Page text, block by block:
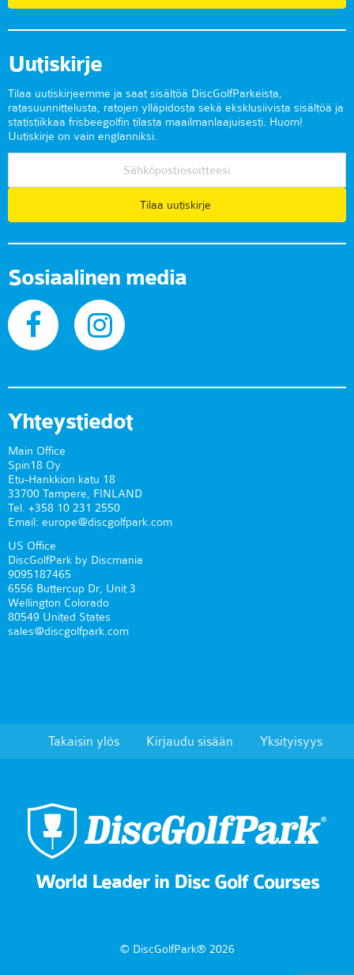
Uutiskirje
Tilaa uutiskirjeemme ja saat sisältöä DiscGolfParkeista,
ratasuunnittelusta, ratojen ylläpidosta sekä eksklusiivista sisältöä ja
statistiikkaa frisbeegolfin tilasta maailmanlaajuisesti. Huom!
Uutiskirje on vain englanniksi.
Tilaa uutiskirje
Sosiaalinen media
Yhteystiedot
Main Office
Spin18 Oy
Etu-Hankkion katu 18
33700 Tampere, FINLAND
Tel. +358 10 231 2550
Email: europe@discgolfpark.com
US Office
DiscGolfPark by Discmania
9095187465
6556 Buttercup Dr, Unit 3
Wellington Colorado
80549 United States
sales@discgolfpark.com
Takaisin ylös Kirjaudu sisään Yksityisyys
World Leader in Disc Golf Courses
© DiscGolfPark® 2026